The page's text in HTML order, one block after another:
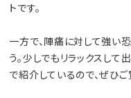
トです。
一方で、陣痛に対して強い
う。少しでもリラックスし
で紹介しているので、ぜひご